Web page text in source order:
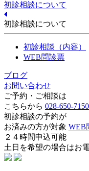
初診相談について
初診相談について
初診相談（内容）
WEB問診票
ブログ
お問い合わせ
ご予約・ご相談は
こちらから 028-650-7150
初診相談の予約が
お済みの方が対象 WEB
２４時間申込可能
土日を希望の場合はお